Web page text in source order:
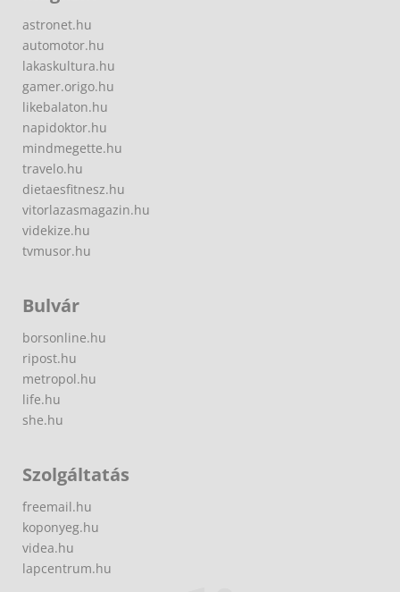
astronet.hu
automotor.hu
lakaskultura.hu
gamer.origo.hu
likebalaton.hu
napidoktor.hu
mindmegette.hu
travelo.hu
dietaesfitnesz.hu
vitorlazasmagazin.hu
videkize.hu
tvmusor.hu
Bulvár
borsonline.hu
ripost.hu
metropol.hu
life.hu
she.hu
Szolgáltatás
freemail.hu
koponyeg.hu
videa.hu
lapcentrum.hu